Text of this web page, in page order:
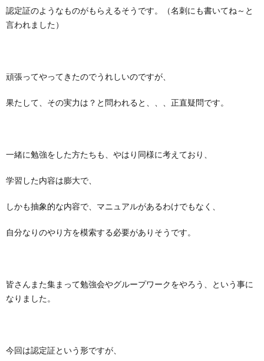
認定証のようなものがもらえるそうです。（名刺にも書いてね～と
言われました）
頑張ってやってきたのでうれしいのですが、
果たして、その実力は？と問われると、、、正直疑問です。
一緒に勉強をした方たちも、やはり同様に考えており、
学習した内容は膨大で、
しかも抽象的な内容で、マニュアルがあるわけでもなく、
自分なりのやり方を模索する必要がありそうです。
皆さんまた集まって勉強会やグループワークをやろう、という事に
なりました。
今回は認定証という形ですが、